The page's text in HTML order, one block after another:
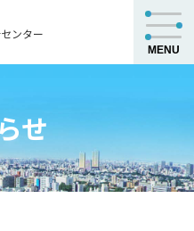
ンター
せ